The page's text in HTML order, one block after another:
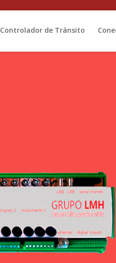
Controlador de Tránsito